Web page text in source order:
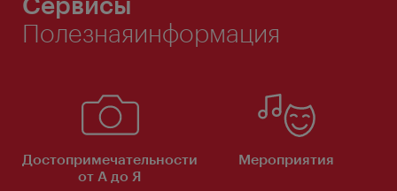
Полезнаяинформация
Достопримечательности
от А до Я
Мероприятия